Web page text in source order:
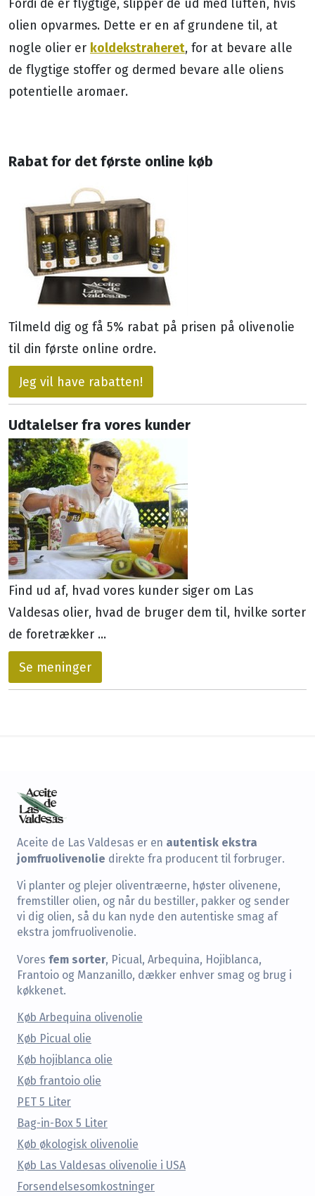
Rabat for det første online køb
Tilmeld dig og få 5% rabat på prisen på olivenolie
til din første online ordre.
Jeg vil have rabatten!
Udtalelser fra vores kunder
Find ud af, hvad vores kunder siger om Las
Valdesas olier, hvad de bruger dem til, hvilke sorter
de foretrækker ...
Se meninger
olien opvarmes. Dette er en af ​​grundene til, at
nogle olier er koldekstraheret, for at bevare alle
de flygtige stoffer og dermed bevare alle oliens
potentielle aromaer.
Aceite de Las Valdesas er en autentisk ekstra
jomfruolivenolie direkte fra producent til forbruger.
Vi planter og plejer oliventræerne, høster olivenene,
fremstiller olien, og når du bestiller, pakker og sender
vi dig olien, så du kan nyde den autentiske smag af
ekstra jomfruolivenolie.
Vores fem sorter, Picual, Arbequina, Hojiblanca,
Frantoio og Manzanillo, dækker enhver smag og brug i
køkkenet.
Køb Arbequina olivenolie
Køb Picual olie
Køb hojiblanca olie
Køb frantoio olie
PET 5 Liter
Bag-in-Box 5 Liter
Køb økologisk olivenolie
Køb Las Valdesas olivenolie i USA
Forsendelsesomkostninger